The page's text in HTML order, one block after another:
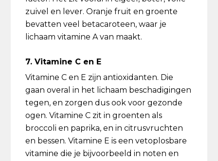
zuivel en lever. Oranje fruit en groente
bevatten veel betacaroteen, waar je
lichaam vitamine A van maakt.
7. Vitamine C en E
Vitamine C en E zijn antioxidanten. Die
gaan overal in het lichaam beschadigingen
tegen, en zorgen dus ook voor gezonde
ogen. Vitamine C zit in groenten als
broccoli en paprika, en in citrusvruchten
en bessen. Vitamine E is een vetoplosbare
vitamine die je bijvoorbeeld in noten en